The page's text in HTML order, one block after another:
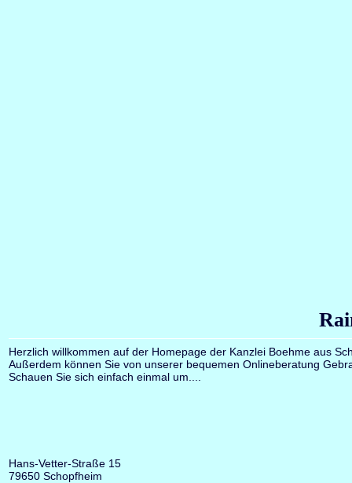
Herzlich willkommen auf der Homepage der Kanzlei Boehme aus
Außerdem können Sie von unserer bequemen Onlineberatung
Schauen Sie sich einfach einmal um....
Hans-Vetter-Straße 15
79650 Schopfheim